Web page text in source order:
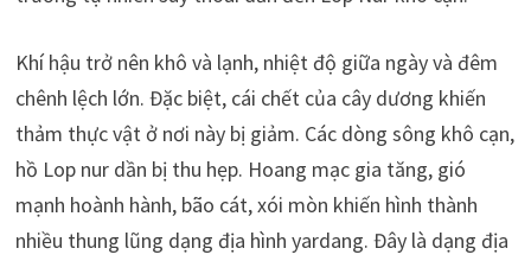
Khí hậu trở nên khô và lạnh, nhiệt độ giữa ngày và đêm
chênh lệch lớn. Đặc biệt, cái chết của cây dương khiến
thảm thực vật ở nơi này bị giảm. Các dòng sông khô cạn,
hồ Lop nur dần bị thu hẹp. Hoang mạc gia tăng, gió
mạnh hoành hành, bão cát, xói mòn khiến hình thành
nhiều thung lũng dạng địa hình yardang. Đây là dạng địa